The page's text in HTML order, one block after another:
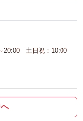
20:00 土日祝：10:00